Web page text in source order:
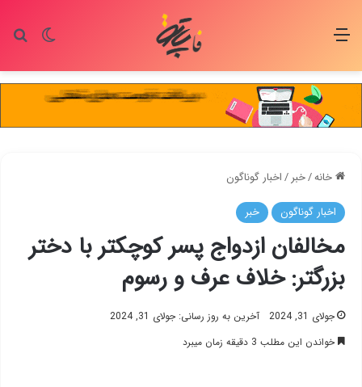
تغییر منو
خانه/خبر/اخبار گوناگون
اخبار گوناگون خبر
مخالفان ازدواج پسر کوچکتر با دختر
بزرگتر: خلاف عرف و رسوم
جولای 31, 2024
آخرین به روز رسانی: جولای 31, 2024
خواندن این مطلب 3 دقیقه زمان میبرد